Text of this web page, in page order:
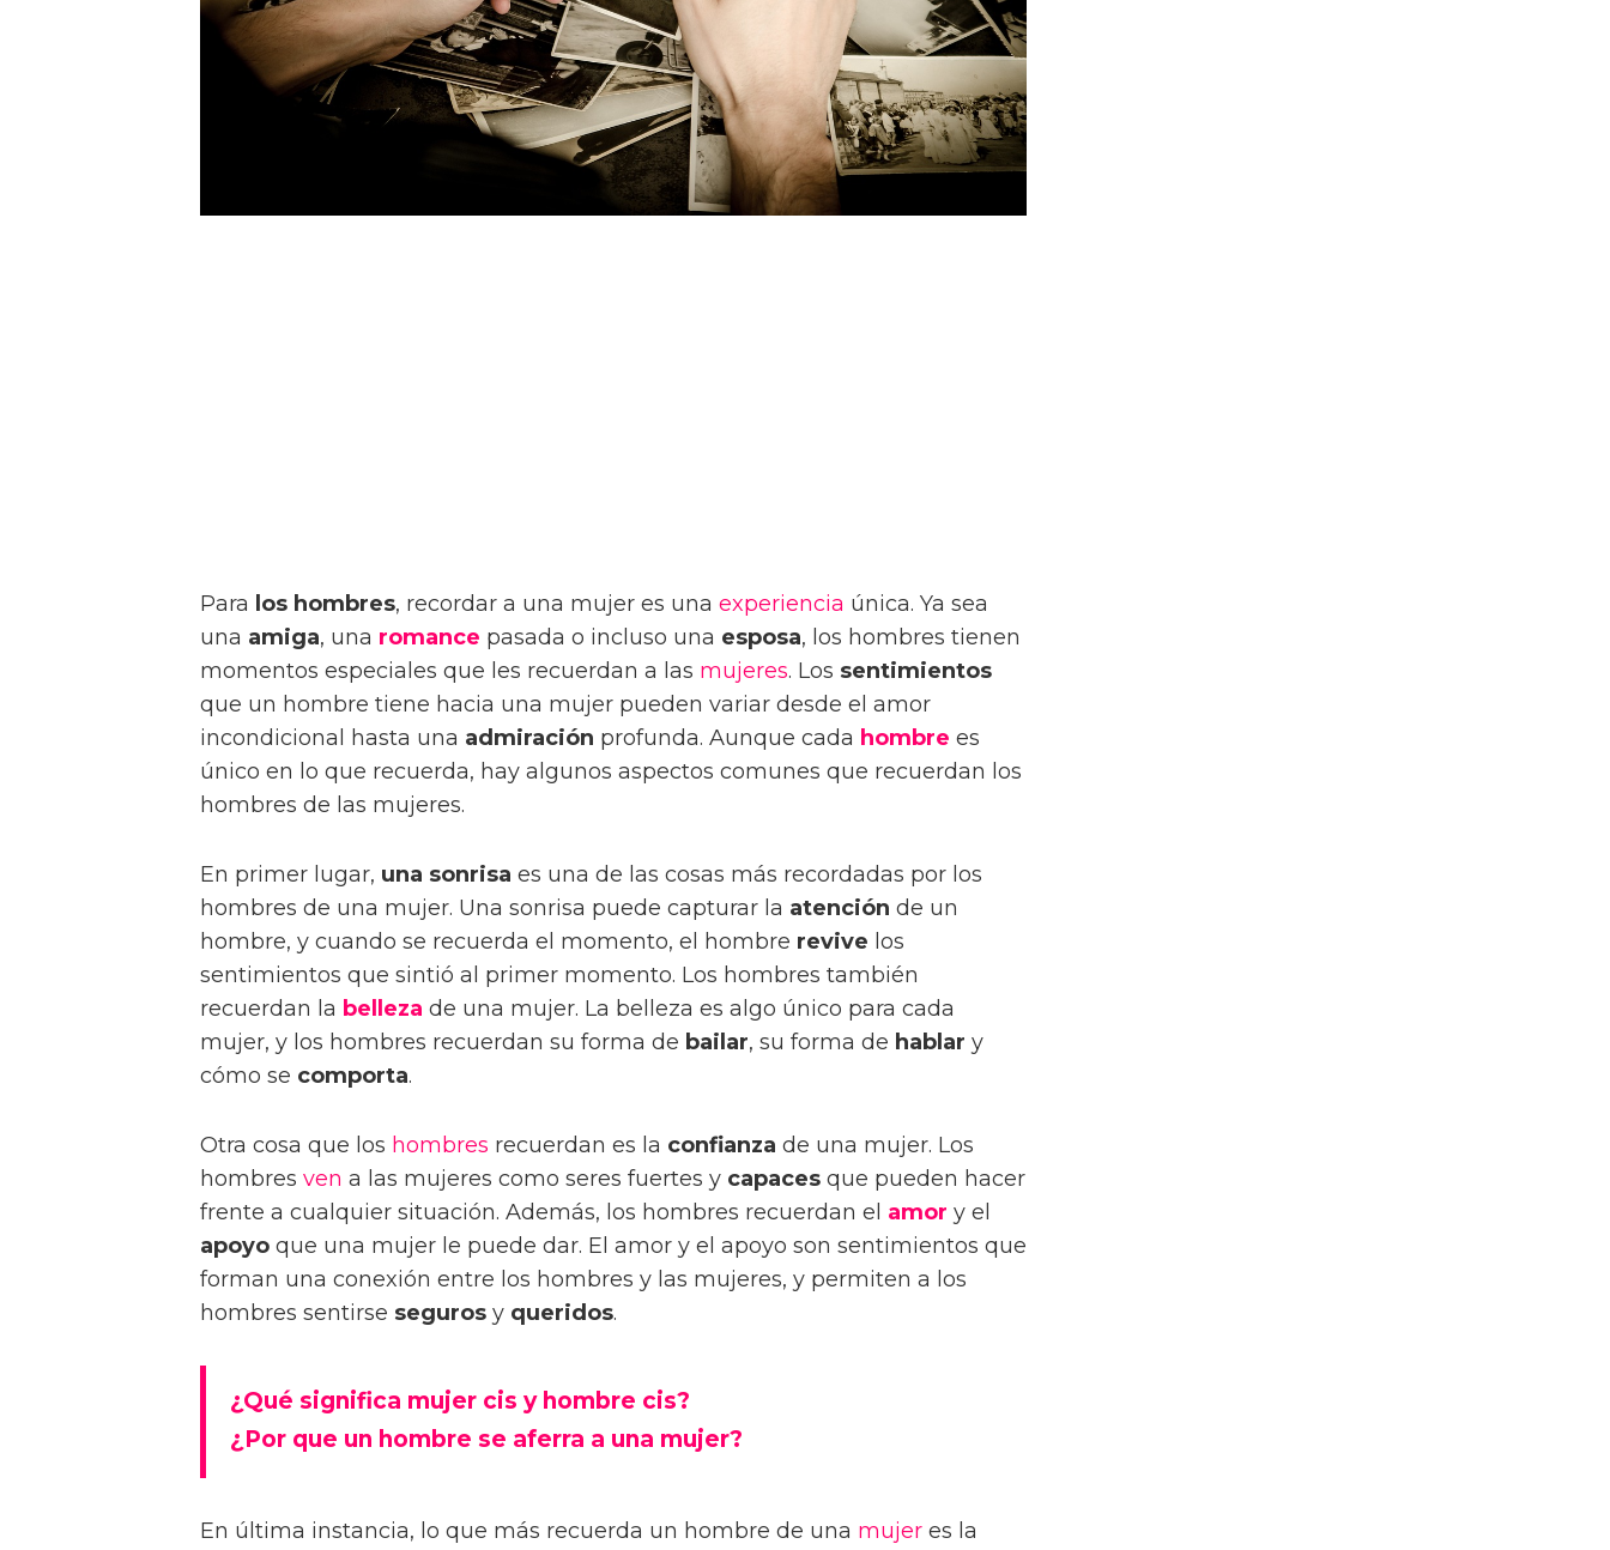
Para los hombres, recordar a una mujer es una experiencia única. Ya sea
una amiga, una romance pasada o incluso una esposa, los hombres tienen
momentos especiales que les recuerdan a las mujeres. Los sentimientos
que un hombre tiene hacia una mujer pueden variar desde el amor
incondicional hasta una admiración profunda. Aunque cada hombre es
único en lo que recuerda, hay algunos aspectos comunes que recuerdan los
hombres de las mujeres.
En primer lugar, una sonrisa es una de las cosas más recordadas por los
hombres de una mujer. Una sonrisa puede capturar la atención de un
hombre, y cuando se recuerda el momento, el hombre revive los
sentimientos que sintió al primer momento. Los hombres también
recuerdan la belleza de una mujer. La belleza es algo único para cada
mujer, y los hombres recuerdan su forma de bailar, su forma de hablar y
cómo se comporta.
Otra cosa que los hombres recuerdan es la confianza de una mujer. Los
hombres ven a las mujeres como seres fuertes y capaces que pueden hacer
frente a cualquier situación. Además, los hombres recuerdan el amor y el
apoyo que una mujer le puede dar. El amor y el apoyo son sentimientos que
forman una conexión entre los hombres y las mujeres, y permiten a los
hombres sentirse seguros y queridos.
¿Qué significa mujer cis y hombre cis?
¿Por que un hombre se aferra a una mujer?
En última instancia, lo que más recuerda un hombre de una mujer es la